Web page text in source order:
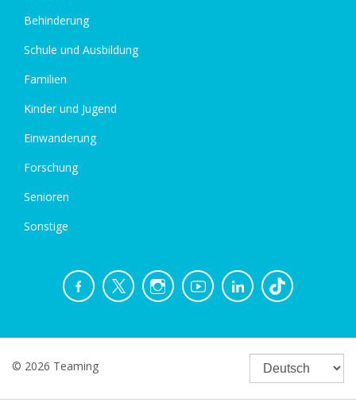
Behinderung
Schule und Ausbildung
Familien
Kinder und Jugend
Einwanderung
Forschung
Senioren
Sonstige
© 2026 Teaming